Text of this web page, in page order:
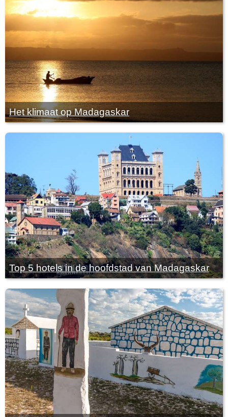
Het klimaat op Madagaskar
Top 5 hotels in de hoofdstad van Madagaskar